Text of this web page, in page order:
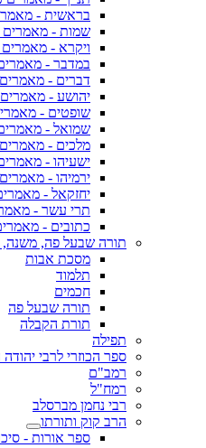
בראשית -
שמות -
ויקרא -
במדבר -
דברים -
יהושע - מאמרים
שופטים -
שמואל -
מלכים - מאמרים
ישעיהו -
ירמיהו - מאמרים
יחזקאל -
תרי עשר -
כתובים -
תורה שבעל פה, משנה,
מסכת אבות
תלמוד
חכמים
תורה שבעל פה
תורת הקבלה
תפילה
ספר הכוזרי לרבי יהודה
רמב"ם
רמח"ל
רבי נחמן מברסלב
הרב קוק ותורתו
ספר אורות -